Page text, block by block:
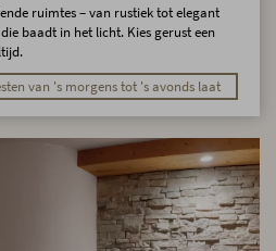
ruimtes – van rustiek tot elegant
baadt in het licht. Kies gerust een
van 's morgens tot 's avonds laat